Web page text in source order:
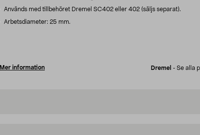
Används med tillbehöret Dremel SC402 eller 402 (säljs separat).
Arbetsdiameter: 25 mm.
Mer information Dremel - Se alla